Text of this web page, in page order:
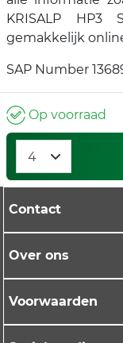
KRISALP
gemakkelijk
SAP Number
Op voorraad
Contact
Over ons
Voorwaarden